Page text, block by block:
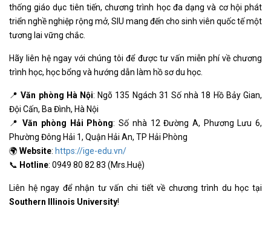
thống giáo dục tiên tiến, chương trình học đa dạng và cơ hội phát
triển nghề nghiệp rộng mở, SIU mang đến cho sinh viên quốc tế một
tương lai vững chắc.
Hãy liên hệ ngay với chúng tôi để được tư vấn miễn phí về chương
trình học, học bổng và hướng dẫn làm hồ sơ du học.
📍Văn phòng Hà Nội: Ngõ 135 Ngách 31 Số nhà 18 Hồ Bảy Gian,
Đội Cấn, Ba Đình, Hà Nội
📍Văn phòng Hải Phòng: Số nhà 12 Đường A, Phương Lưu 6,
Phường Đông Hải 1, Quận Hải An, TP Hải Phòng
🌍 Website: https://ige-edu.vn/
📞 Hotline: 0949 80 82 83 (Mrs.Huệ)
Liên hệ ngay để nhận tư vấn chi tiết về chương trình du học tại
Southern Illinois University!